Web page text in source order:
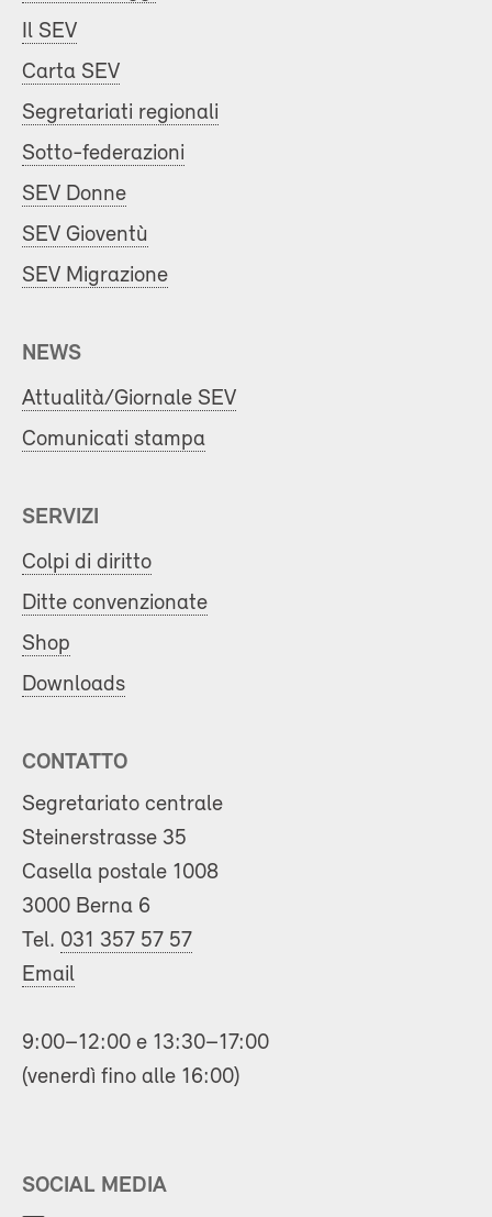
Il SEV
Carta SEV
Segretariati regionali
Sotto-federazioni
SEV Donne
SEV Gioventù
SEV Migrazione
NEWS
Attualità/Giornale SEV
Comunicati stampa
SERVIZI
Colpi di diritto
Ditte convenzionate
Shop
Downloads
CONTATTO
Segretariato centrale
Steinerstrasse 35
Casella postale 1008
3000 Berna 6
Tel. 031 357 57 57
Email
9:00–12:00 e 13:30–17:00
(venerdì fino alle 16:00)
SOCIAL MEDIA